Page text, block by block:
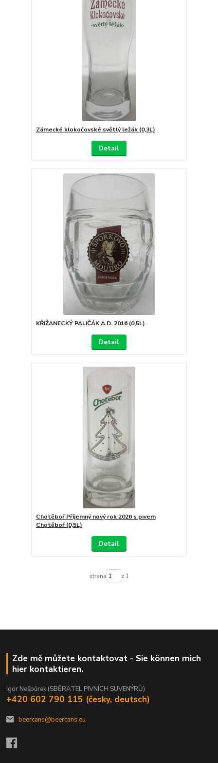
Zámecké klokočovské světlý ležák (0,3L)
Detail
KŘIŽANECKÝ PALIČÁK A.D. 2016 (0,5L)
Detail
Chotěboř Příjemný nový rok 2026 s pivem
Chotěboř (0,5L)
Detail
strana z 1
Zde mě můžete kontaktovat - Sie können mich
hier kontaktieren.
Igor Nešpůrek (SBĚRATEL PIVNÍCH SUVENÝRŮ)
+420 602 790 115 (česky, deutsch)
beercans@beercans.eu